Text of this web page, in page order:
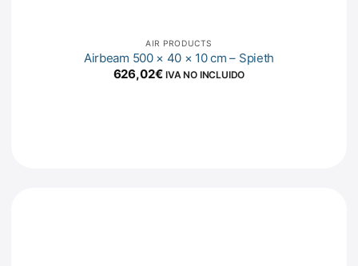
AIR PRODUCTS
Airbeam 500 × 40 × 10 cm – Spieth
626,02€ IVA NO INCLUIDO